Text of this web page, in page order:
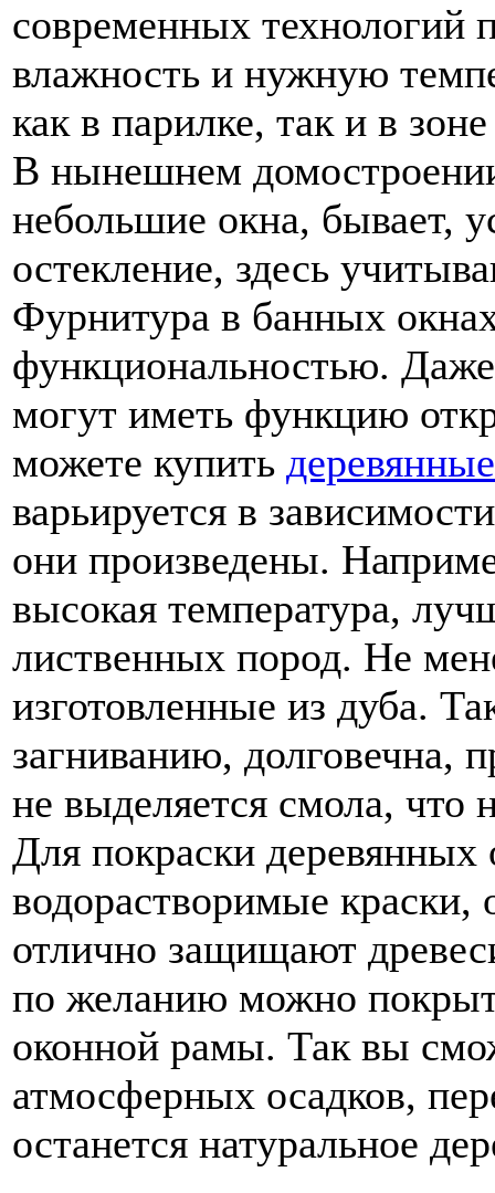
современных технологий
влажность и нужную
как в парилке, так и в
В нынешнем
небольшие окна, бывает,
остекление, здесь
Фурнитура в банных
функциональностью.
могут иметь функцию
можете купить
варьируется в
они произведены.
высокая температура,
лиственных пород. Не
изготовленные из дуба.
загниванию, долговечна,
не выделяется смола, что
Для покраски деревянных
водорастворимые краски,
отлично защищают
по желанию можно
оконной рамы. Так вы
атмосферных осадков,
останется натуральное